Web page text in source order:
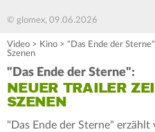
© glomex, 09.06.2026
Video > Kino > "Das Ende der
Szenen
"Das Ende der Sterne":
NEUER TRAILER
SZENEN
"Das Ende der Sterne"